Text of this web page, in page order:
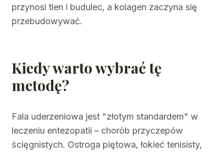
przynosi tlen i budulec, a kolagen zaczyna się
przebudowywać.
Kiedy warto wybrać tę
metodę?
Fala uderzeniowa jest "złotym standardem" w
leczeniu entezopatii – chorób przyczepów
ścięgnistych. Ostroga piętowa, łokieć tenisisty,